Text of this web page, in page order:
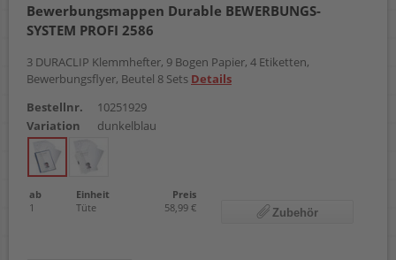
Bewerbungsmappen Durable BEWERBUNGS-
SYSTEM PROFI 2586
3 DURACLIP Klemmhefter, 9 Bogen Papier, 4 Etiketten,
Bewerbungsflyer, Beutel 8 Sets Details
Bestellnr.
10251929
Variation
dunkelblau
ab Einheit
Preis
1
Tüte 58,99 € Zubehör